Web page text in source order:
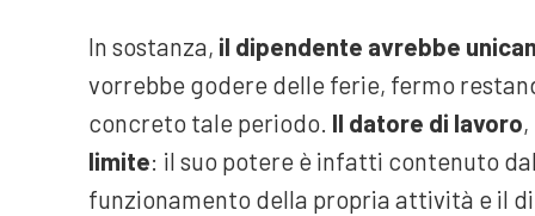
In sostanza, il dipendente avrebbe
vorrebbe godere delle ferie, fermo
concreto tale periodo. Il datore di lavoro
limite: il suo potere è infatti contenuto
funzionamento della propria attività e il